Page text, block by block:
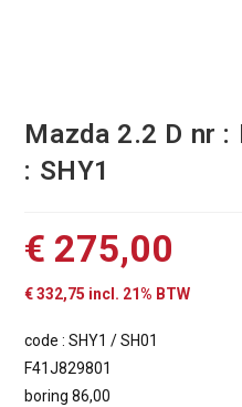
Mazda 2.2 D nr
: SHY1
€ 275,00
€332,75 incl. 21% BTW
code : SHY1 / SH01
F41J829801
boring 86,00